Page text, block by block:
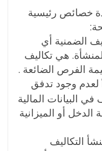
خصائص رئيسية
الضمنية أي
هي تكاليف
الفرص الضائعة .
لعدم وجود تدفق
البيانات المالية
أو الميزانية
التكاليف